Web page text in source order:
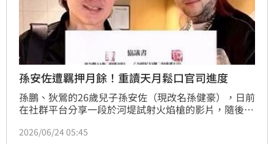
孫安佐遭羈押月餘！重讀天月鬆口官司進度
孫鵬、狄鶯的26歲兒子孫安佐（現改名孫健豪），日前
在社群平台分享一段於河堤試射火焰槍的影片，隨後因
遭法院裁定羈押禁見，重讀天月透露官司進度。
2026/06/24 05:45